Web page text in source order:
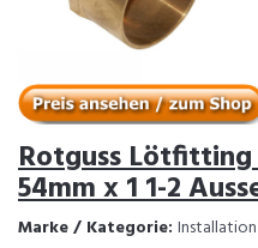
Rotguss
54mm x 1 1-2
Marke / Kategorie: